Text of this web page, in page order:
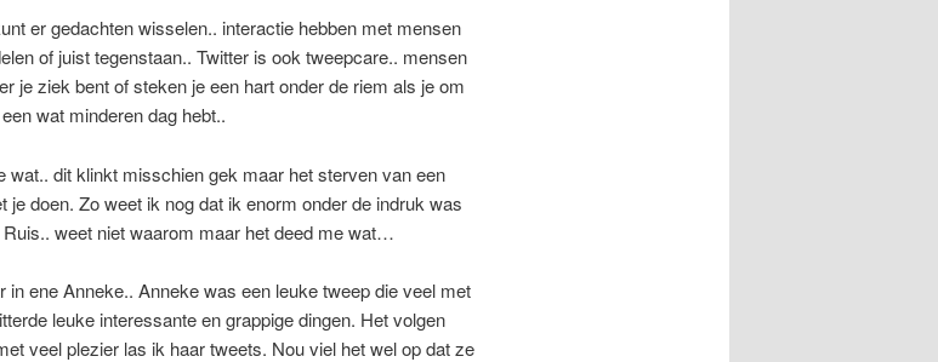
er gedachten wisselen.. interactie hebben met mensen
of juist tegenstaan.. Twitter is ook tweepcare.. mensen
je ziek bent of steken je een hart onder de riem als je om
wat minderen dag hebt..
dit klinkt misschien gek maar het sterven van een
doen. Zo weet ik nog dat ik enorm onder de indruk was
weet niet waarom maar het deed me wat…
in ene Anneke.. Anneke was een leuke tweep die veel met
leuke interessante en grappige dingen. Het volgen
veel plezier las ik haar tweets. Nou viel het wel op dat ze